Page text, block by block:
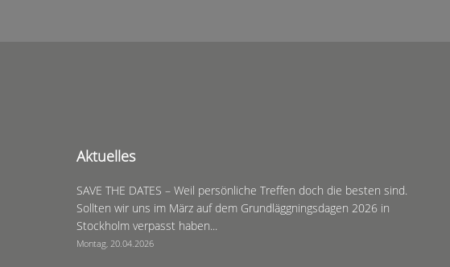
Aktuelles
SAVE THE DATES – Weil persönliche Treffen doch die besten sind.
Sollten wir uns im März auf dem Grundläggningsdagen 2026 in
Stockholm verpasst haben...
Montag, 20.04.2026